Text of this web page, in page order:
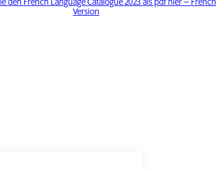
den French Language Catalogue 2023 als pdf hier – French
Version